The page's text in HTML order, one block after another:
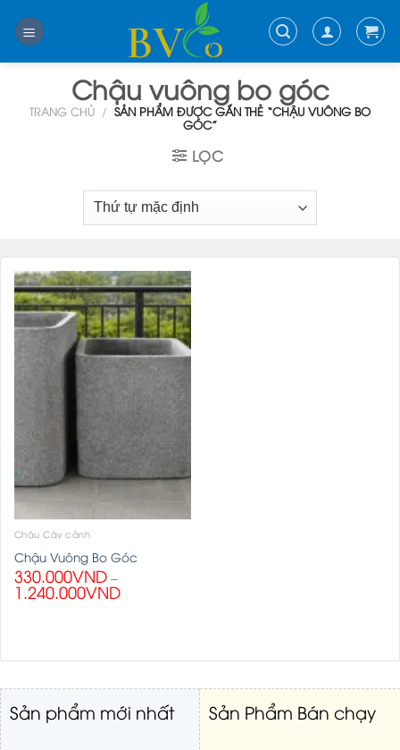
Chậu vuông bo góc
TRANG CHỦ / SẢN PHẨM ĐƯỢC GẮN THẺ “CHẬU VUÔNG BO
GÓC”
LỌC
Chậu Cây cảnh
Chậu Vuông Bo Góc
330.000VND–
1.240.000VND
Sản phẩm mới nhất Sản Phẩm Bán chạy